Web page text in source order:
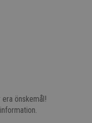
önskemål!